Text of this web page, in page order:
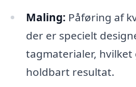
Maling: Påføring af
der er specielt
tagmaterialer,
holdbart resultat.